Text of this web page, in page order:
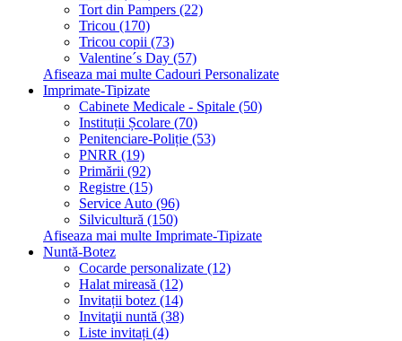
Tort din Pampers (22)
Tricou (170)
Tricou copii (73)
Valentine´s Day (57)
Afiseaza mai multe Cadouri Personalizate
Imprimate-Tipizate
Cabinete Medicale - Spitale (50)
Instituții Școlare (70)
Penitenciare-Poliție (53)
PNRR (19)
Primării (92)
Registre (15)
Service Auto (96)
Silvicultură (150)
Afiseaza mai multe Imprimate-Tipizate
Nuntă-Botez
Cocarde personalizate (12)
Halat mireasă (12)
Invitații botez (14)
Invitaţii nuntă (38)
Liste invitați (4)